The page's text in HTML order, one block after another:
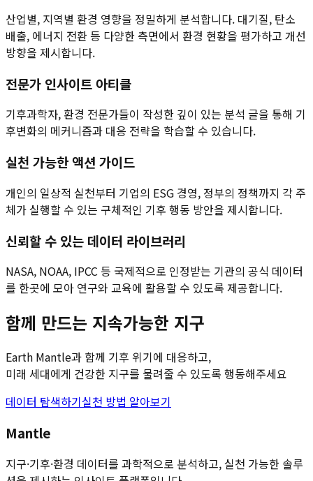
산업별, 지역별 환경 영향을 정밀하게 분석합니다. 대기질, 탄소
배출, 에너지 전환 등 다양한 측면에서 환경 현황을 평가하고 개선
방향을 제시합니다.
전문가 인사이트 아티클
기후과학자, 환경 전문가들이 작성한 깊이 있는 분석 글을 통해 기
후변화의 메커니즘과 대응 전략을 학습할 수 있습니다.
실천 가능한 액션 가이드
개인의 일상적 실천부터 기업의 ESG 경영, 정부의 정책까지 각 주
체가 실행할 수 있는 구체적인 기후 행동 방안을 제시합니다.
신뢰할 수 있는 데이터 라이브러리
NASA, NOAA, IPCC 등 국제적으로 인정받는 기관의 공식 데이터
를 한곳에 모아 연구와 교육에 활용할 수 있도록 제공합니다.
함께 만드는 지속가능한 지구
Earth Mantle과 함께 기후 위기에 대응하고,
미래 세대에게 건강한 지구를 물려줄 수 있도록 행동해주세요
데이터 탐색하기실천 방법 알아보기
Mantle
지구·기후·환경 데이터를 과학적으로 분석하고, 실천 가능한 솔루